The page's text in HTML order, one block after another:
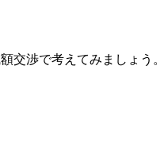
交渉で考えてみましょう。